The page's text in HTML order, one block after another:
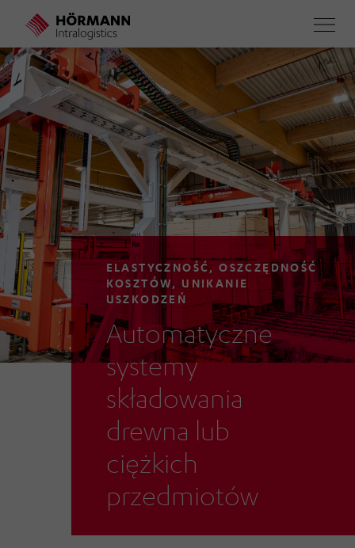
main
content
ELASTYCZNOŚĆ, OSZCZĘDNOŚĆ
KOSZTÓW, UNIKANIE
USZKODZEŃ
Automatyczne
systemy
składowania
drewna lub
ciężkich
przedmiotów